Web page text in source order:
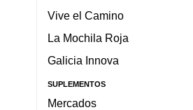
Vive el Camino
La Mochila Roja
Galicia Innova
SUPLEMENTOS
Mercados